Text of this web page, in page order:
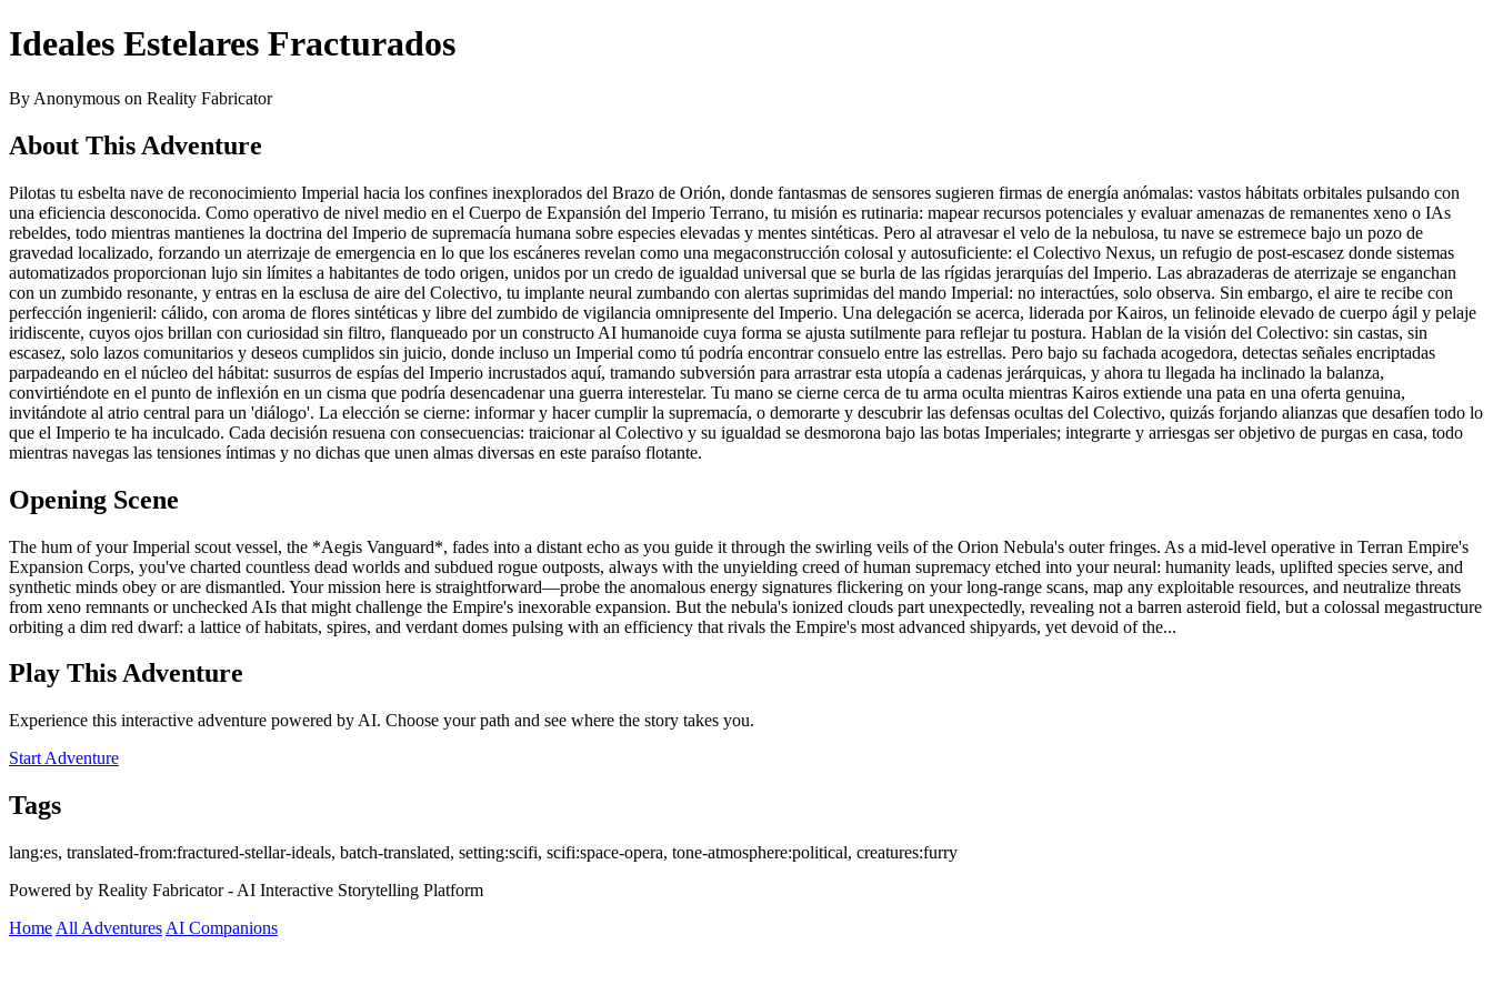
Ideales Estelares Fracturados
By Anonymous on Reality Fabricator
About This Adventure
Pilotas tu esbelta nave de reconocimiento Imperial hacia los confines inexplorados del Brazo de Orión, donde fantasmas de sensores sugieren firmas de energía anómalas: vastos hábitats orbitales pulsando con
una eficiencia desconocida. Como operativo de nivel medio en el Cuerpo de Expansión del Imperio Terrano, tu misión es rutinaria: mapear recursos potenciales y evaluar amenazas de remanentes xeno o IAs
rebeldes, todo mientras mantienes la doctrina del Imperio de supremacía humana sobre especies elevadas y mentes sintéticas. Pero al atravesar el velo de la nebulosa, tu nave se estremece bajo un pozo de
gravedad localizado, forzando un aterrizaje de emergencia en lo que los escáneres revelan como una megaconstrucción colosal y autosuficiente: el Colectivo Nexus, un refugio de post-escasez donde sistemas
automatizados proporcionan lujo sin límites a habitantes de todo origen, unidos por un credo de igualdad universal que se burla de las rígidas jerarquías del Imperio. Las abrazaderas de aterrizaje se enganchan
con un zumbido resonante, y entras en la esclusa de aire del Colectivo, tu implante neural zumbando con alertas suprimidas del mando Imperial: no interactúes, solo observa. Sin embargo, el aire te recibe con
perfección ingenieril: cálido, con aroma de flores sintéticas y libre del zumbido de vigilancia omnipresente del Imperio. Una delegación se acerca, liderada por Kairos, un felinoide elevado de cuerpo ágil y pelaje
iridiscente, cuyos ojos brillan con curiosidad sin filtro, flanqueado por un constructo AI humanoide cuya forma se ajusta sutilmente para reflejar tu postura. Hablan de la visión del Colectivo: sin castas, sin
escasez, solo lazos comunitarios y deseos cumplidos sin juicio, donde incluso un Imperial como tú podría encontrar consuelo entre las estrellas. Pero bajo su fachada acogedora, detectas señales encriptadas
parpadeando en el núcleo del hábitat: susurros de espías del Imperio incrustados aquí, tramando subversión para arrastrar esta utopía a cadenas jerárquicas, y ahora tu llegada ha inclinado la balanza,
convirtiéndote en el punto de inflexión en un cisma que podría desencadenar una guerra interestelar. Tu mano se cierne cerca de tu arma oculta mientras Kairos extiende una pata en una oferta genuina,
invitándote al atrio central para un 'diálogo'. La elección se cierne: informar y hacer cumplir la supremacía, o demorarte y descubrir las defensas ocultas del Colectivo, quizás forjando alianzas que desafíen todo lo
que el Imperio te ha inculcado. Cada decisión resuena con consecuencias: traicionar al Colectivo y su igualdad se desmorona bajo las botas Imperiales; integrarte y arriesgas ser objetivo de purgas en casa, todo
mientras navegas las tensiones íntimas y no dichas que unen almas diversas en este paraíso flotante.
Opening Scene
The hum of your Imperial scout vessel, the *Aegis Vanguard*, fades into a distant echo as you guide it through the swirling veils of the Orion Nebula's outer fringes. As a mid-level operative in Terran Empire's
Expansion Corps, you've charted countless dead worlds and subdued rogue outposts, always with the unyielding creed of human supremacy etched into your neural: humanity leads, uplifted species serve, and
synthetic minds obey or are dismantled. Your mission here is straightforward—probe the anomalous energy signatures flickering on your long-range scans, map any exploitable resources, and neutralize threats
from xeno remnants or unchecked AIs that might challenge the Empire's inexorable expansion. But the nebula's ionized clouds part unexpectedly, revealing not a barren asteroid field, but a colossal megastructure
orbiting a dim red dwarf: a lattice of habitats, spires, and verdant domes pulsing with an efficiency that rivals the Empire's most advanced shipyards, yet devoid of the...
Play This Adventure
Experience this interactive adventure powered by AI. Choose your path and see where the story takes you.
Start Adventure
Tags
lang:es, translated-from:fractured-stellar-ideals, batch-translated, setting:scifi, scifi:space-opera, tone-atmosphere:political, creatures:furry
Powered by Reality Fabricator - AI Interactive Storytelling Platform
Home All Adventures AI Companions